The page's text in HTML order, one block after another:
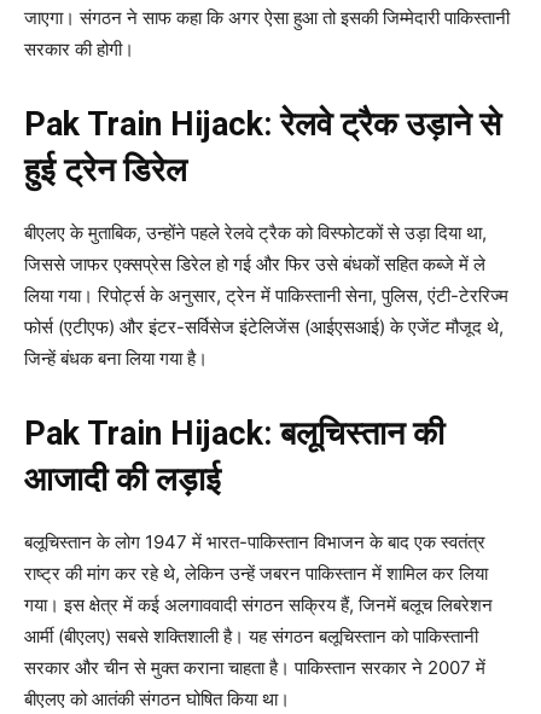
जाएगा। संगठन ने साफ कहा कि अगर ऐसा हुआ तो इसकी जिम्मेदारी पाकिस्तानी
सरकार की होगी।
Pak Train Hijack: रेलवे ट्रैक उड़ाने से
हुई ट्रेन डिरेल
बीएलए के मुताबिक, उन्होंने पहले रेलवे ट्रैक को विस्फोटकों से उड़ा दिया था,
जिससे जाफर एक्सप्रेस डिरेल हो गई और फिर उसे बंधकों सहित कब्जे में ले
लिया गया। रिपोर्ट्स के अनुसार, ट्रेन में पाकिस्तानी सेना, पुलिस, एंटी-टेररिज्म
फोर्स (एटीएफ) और इंटर-सर्विसेज इंटेलिजेंस (आईएसआई) के एजेंट मौजूद थे,
जिन्हें बंधक बना लिया गया है।
Pak Train Hijack: बलूचिस्तान की
आजादी की लड़ाई
बलूचिस्तान के लोग 1947 में भारत-पाकिस्तान विभाजन के बाद एक स्वतंत्र
राष्ट्र की मांग कर रहे थे, लेकिन उन्हें जबरन पाकिस्तान में शामिल कर लिया
गया। इस क्षेत्र में कई अलगाववादी संगठन सक्रिय हैं, जिनमें बलूच लिबरेशन
आर्मी (बीएलए) सबसे शक्तिशाली है। यह संगठन बलूचिस्तान को पाकिस्तानी
सरकार और चीन से मुक्त कराना चाहता है। पाकिस्तान सरकार ने 2007 में
बीएलए को आतंकी संगठन घोषित किया था।